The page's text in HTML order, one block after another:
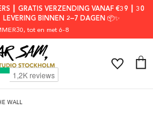
┃ GRATIS VERZENDING VANAF €39 ┃ 30
LEVERING BINNEN 2–7 DAGEN 📦✨
, tot en met 6-8
WALL